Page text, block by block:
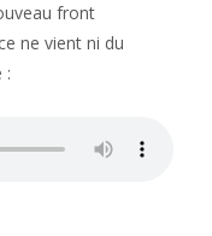
front
ne vient ni du
: